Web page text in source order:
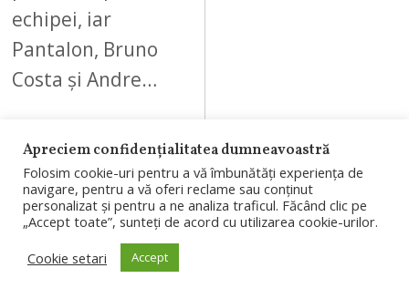
echipei, iar
Pantalon, Bruno
Costa și Andre…
09
AUGUST 7, 2026
Apreciem confidențialitatea dumneavoastră
Folosim cookie-uri pentru a vă îmbunătăți experiența de
navigare, pentru a vă oferi reclame sau conținut
personalizat și pentru a ne analiza traficul. Făcând clic pe
„Accept toate”, sunteți de acord cu utilizarea cookie-urilor.
Cookie setari
Accept